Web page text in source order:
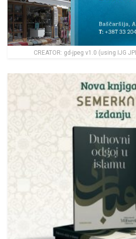
CREATOR: gd-jpeg v1.0 (using IJG